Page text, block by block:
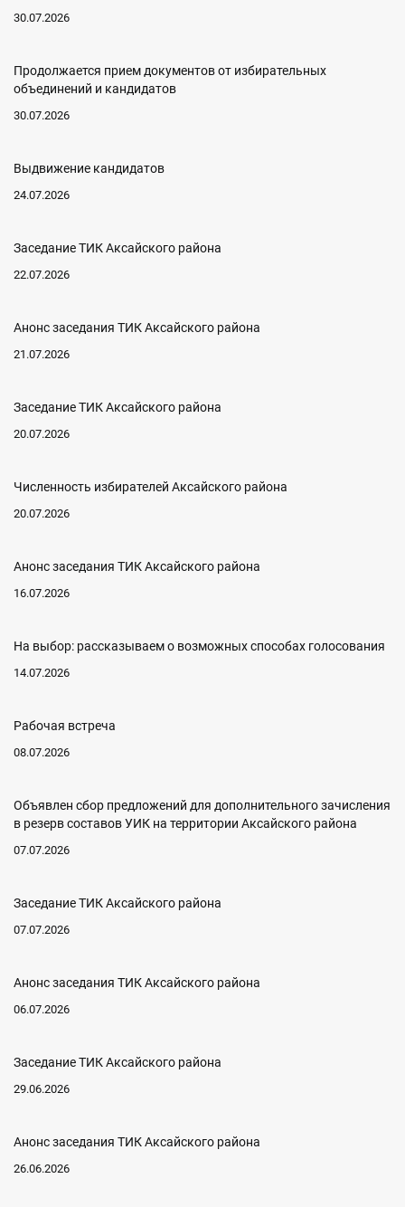
30.07.2026
Продолжается прием документов от избирательных
объединений и кандидатов
30.07.2026
Выдвижение кандидатов
24.07.2026
Заседание ТИК Аксайского района
22.07.2026
Анонс заседания ТИК Аксайского района
21.07.2026
Заседание ТИК Аксайского района
20.07.2026
Численность избирателей Аксайского района
20.07.2026
Анонс заседания ТИК Аксайского района
16.07.2026
На выбор: рассказываем о возможных способах голосования
14.07.2026
Рабочая встреча
08.07.2026
Объявлен сбор предложений для дополнительного зачисления
в резерв составов УИК на территории Аксайского района
07.07.2026
Заседание ТИК Аксайского района
07.07.2026
Анонс заседания ТИК Аксайского района
06.07.2026
Заседание ТИК Аксайского района
29.06.2026
Анонс заседания ТИК Аксайского района
26.06.2026